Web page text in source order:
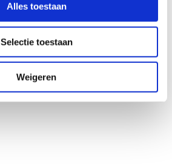
Alles toestaan
Selectie toestaan
Weigeren